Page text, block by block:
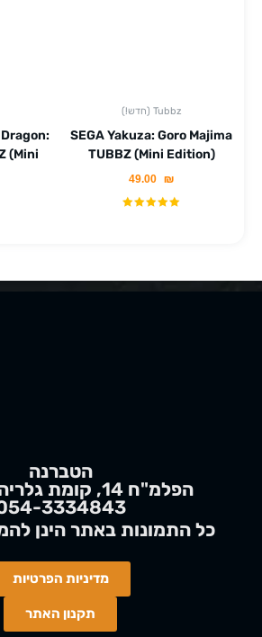
(Mini
(!חדש) Tubbz
SEGA Yakuza: Goro Majima
TUBBZ (Mini Edition)
49.00 ₪
הטברנה
הפלמ"ח 14, קומת גלריה, כרמיאל
3334843
!כל התמונות באתר הינן
מדיניות הפרטיות
תקנון האתר